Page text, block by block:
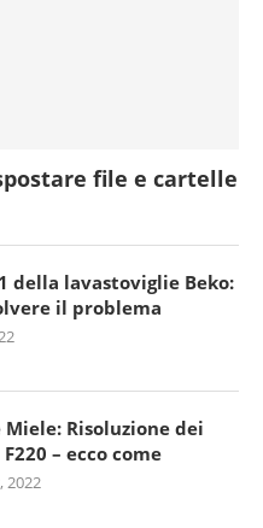
file e cartelle
della lavastoviglie Beko:
il problema
Risoluzione dei
– ecco come
2022